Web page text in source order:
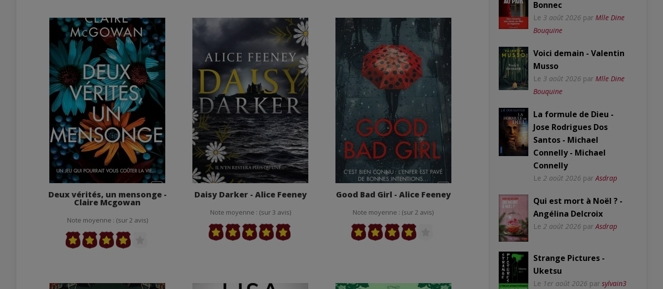
Deux vérités, un mensonge -
Claire Mcgowan
Note moyenne : (sur 2 avis)
Daisy Darker - Alice Feeney
Note moyenne : (sur 3 avis)
Good Bad Girl - Alice Feeney
Note moyenne : (sur 2 avis)
Bonnec
Le 3 août 2026 par Mlle Dine
Bouquine
Voici demain - Valentin
Musso
Le 3 août 2026 par Mlle Dine
Bouquine
La formule de Dieu -
Jose Rodrigues Dos
Santos - Michael
Connelly - Michael
Connelly
Le 2 août 2026 par Asdrap
Qui est mort à Noël ? -
Angélina Delcroix
Le 2 août 2026 par Asdrap
Strange Pictures -
Uketsu
Le 1er août 2026 par sylvain3